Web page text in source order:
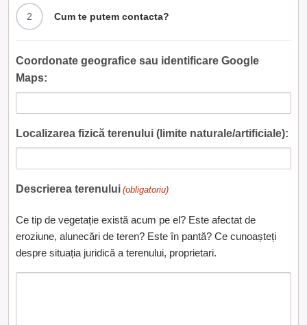
2 Cum te putem contacta?
Coordonate geografice sau identificare Google
Maps:
Localizarea fizică terenului (limite naturale/artificiale):
Descrierea terenului (obligatoriu)
Ce tip de vegetație există acum pe el? Este afectat de
eroziune, alunecări de teren? Este în pantă? Ce cunoașteți
despre situația juridică a terenului, proprietari.